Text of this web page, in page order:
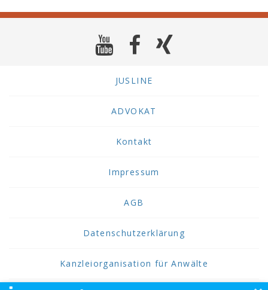
JUSLINE
ADVOKAT
Kontakt
Impressum
AGB
Datenschutzerklärung
Kanzleiorganisation für Anwälte